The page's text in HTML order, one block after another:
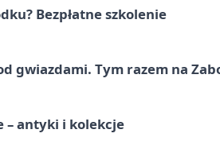
Bezpłatne szkolenie
gwiazdami. Tym razem na
– antyki i kolekcje